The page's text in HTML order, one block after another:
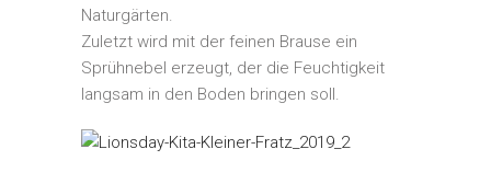
Naturgärten.
Zuletzt wird mit der feinen Brause ein
Sprühnebel erzeugt, der die Feuchtigkeit
langsam in den Boden bringen soll.